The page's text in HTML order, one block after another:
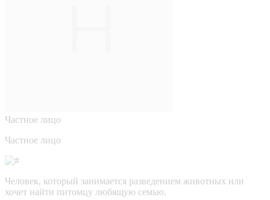
Частное лицо
Частное лицо
Человек, который занимается разведением животных или
хочет найти питомцу любящую семью.